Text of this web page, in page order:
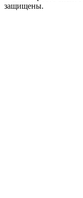
защищены.